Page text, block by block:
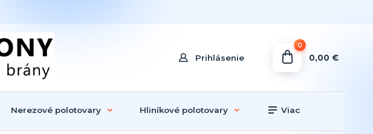
Prihlásenie
0
0,00 €
Nerezové polotovary Hliníkové polotovary Viac